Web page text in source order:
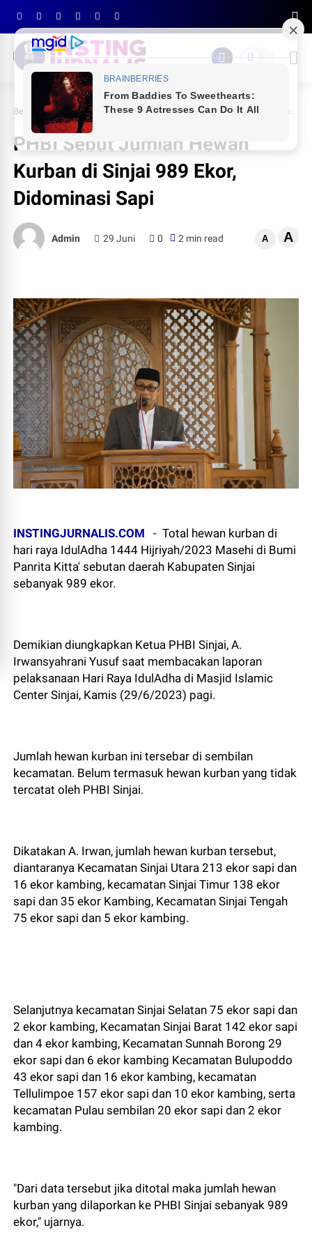
Beranda PEMDA SINJAI PHBI Sebut Jumlah Hewan Kurban di Sinjai 989 Ekor, Didominasi Sapi
PHBI Sebut Jumlah Hewan
Kurban di Sinjai 989 Ekor,
Didominasi Sapi
Admin 29 Juni 0 2 min read A A
INSTINGJURNALIS.COM -Total hewan kurban di
hari raya IdulAdha 1444 Hijriyah/2023 Masehi di Bumi
Panrita Kitta' sebutan daerah Kabupaten Sinjai
sebanyak 989 ekor.
Demikian diungkapkan Ketua PHBI Sinjai, A.
Irwansyahrani Yusuf saat membacakan laporan
pelaksanaan Hari Raya IdulAdha di Masjid Islamic
Center Sinjai, Kamis (29/6/2023) pagi.
Jumlah hewan kurban ini tersebar di sembilan
kecamatan. Belum termasuk hewan kurban yang tidak
tercatat oleh PHBI Sinjai.
Dikatakan A. Irwan, jumlah hewan kurban tersebut,
diantaranya Kecamatan Sinjai Utara 213 ekor sapi dan
16 ekor kambing, kecamatan Sinjai Timur 138 ekor
sapi dan 35 ekor Kambing, Kecamatan Sinjai Tengah
75 ekor sapi dan 5 ekor kambing.
Selanjutnya kecamatan Sinjai Selatan 75 ekor sapi dan
2 ekor kambing, Kecamatan Sinjai Barat 142 ekor sapi
dan 4 ekor kambing, Kecamatan Sunnah Borong 29
ekor sapi dan 6 ekor kambing Kecamatan Bulupoddo
43 ekor sapi dan 16 ekor kambing, kecamatan
Tellulimpoe 157 ekor sapi dan 10 ekor kambing, serta
kecamatan Pulau sembilan 20 ekor sapi dan 2 ekor
kambing.
"Dari data tersebut jika ditotal maka jumlah hewan
kurban yang dilaporkan ke PHBI Sinjai sebanyak 989
ekor," ujarnya.